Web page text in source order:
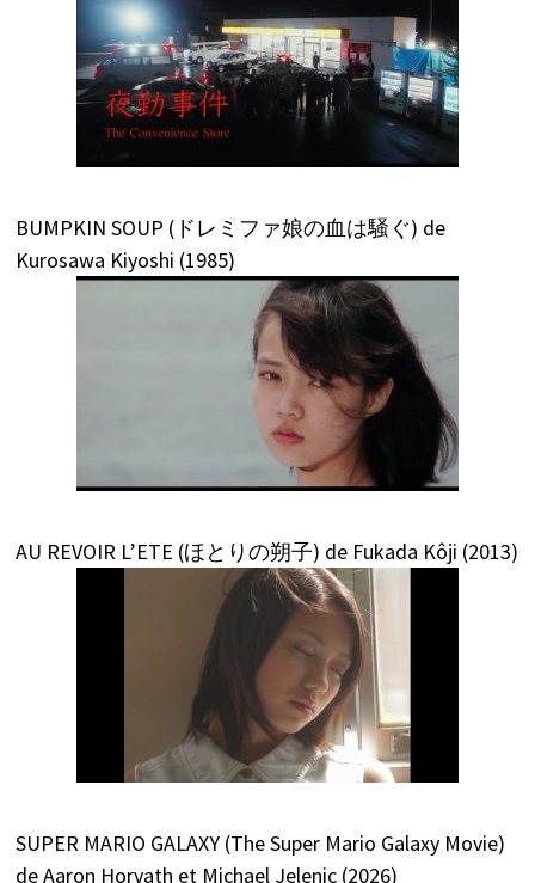
BUMPKIN SOUP (ドレミファ娘の血は騒ぐ) de
Kurosawa Kiyoshi (1985)
AU REVOIR L’ETE (ほとりの朔子) de Fukada Kôji (2013)
SUPER MARIO GALAXY (The Super Mario Galaxy Movie)
de Aaron Horvath et Michael Jelenic (2026)